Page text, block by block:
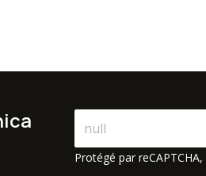
Protégé par reCAPTCHA,